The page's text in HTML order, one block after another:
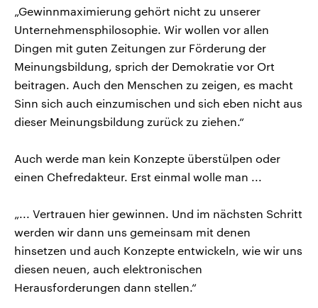
„Gewinnmaximierung gehört nicht zu unserer
Unternehmensphilosophie. Wir wollen vor allen
Dingen mit guten Zeitungen zur Förderung der
Meinungsbildung, sprich der Demokratie vor Ort
beitragen. Auch den Menschen zu zeigen, es macht
Sinn sich auch einzumischen und sich eben nicht aus
dieser Meinungsbildung zurück zu ziehen.“
Auch werde man kein Konzepte überstülpen oder
einen Chefredakteur. Erst einmal wolle man ...
„... Vertrauen hier gewinnen. Und im nächsten Schritt
werden wir dann uns gemeinsam mit denen
hinsetzen und auch Konzepte entwickeln, wie wir uns
diesen neuen, auch elektronischen
Herausforderungen dann stellen.“